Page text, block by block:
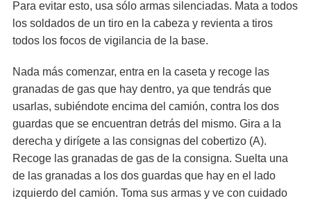
Para evitar esto, usa sólo armas silenciadas. Mata a todos
los soldados de un tiro en la cabeza y revienta a tiros
todos los focos de vigilancia de la base.
Nada más comenzar, entra en la caseta y recoge las
granadas de gas que hay dentro, ya que tendrás que
usarlas, subiéndote encima del camión, contra los dos
guardas que se encuentran detrás del mismo. Gira a la
derecha y dirígete a las consignas del cobertizo (A).
Recoge las granadas de gas de la consigna. Suelta una
de las granadas a los dos guardas que hay en el lado
izquierdo del camión. Toma sus armas y ve con cuidado